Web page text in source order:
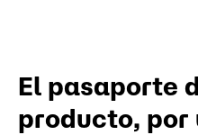
El pasaporte
producto, por